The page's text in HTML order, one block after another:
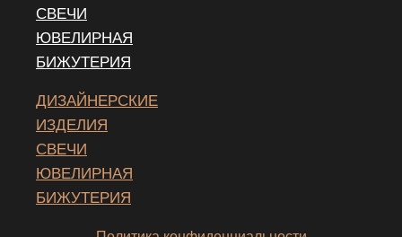
СВЕЧИ
ЮВЕЛИРНАЯ
БИЖУТЕРИЯ
ДИЗАЙНЕРСКИЕ
ИЗДЕЛИЯ
СВЕЧИ
ЮВЕЛИРНАЯ
БИЖУТЕРИЯ